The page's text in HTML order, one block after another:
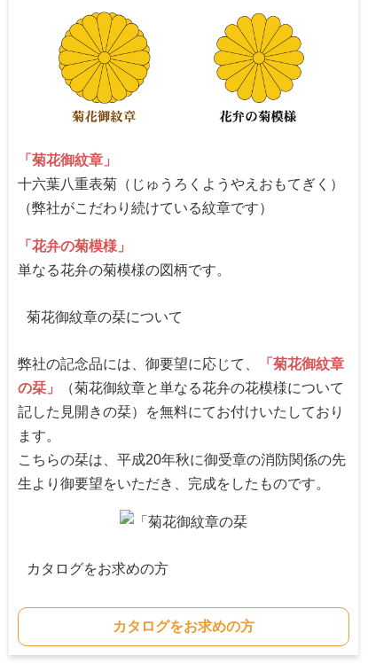
「菊花御紋章」
十六葉八重表菊（じゅうろくようやえおもてぎく）
（弊社がこだわり続けている紋章です）
「花弁の菊模様」
単なる花弁の菊模様の図柄です。
菊花御紋章の栞について
弊社の記念品には、御要望に応じて、
「菊花御紋章
の栞」
（菊花御紋章と単なる花弁の花模様について
記した見開きの栞）を無料にてお付けいたしており
ます。
こちらの栞は、平成20年秋に御受章の消防関係の先
生より御要望をいただき、完成をしたものです。
カタログをお求めの方
カタログをお求めの方